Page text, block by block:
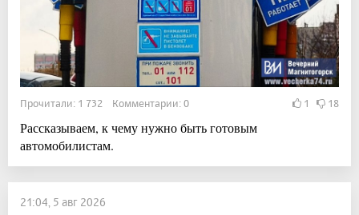
Прочитали: 1 732 Комментарии: 0 1 18
Рассказываем, к чему нужно быть готовым
автомобилистам.
21:04, 5 авг 2026